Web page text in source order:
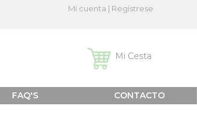
Mi cuenta | Regístrese
Mi Cesta
FAQ'S CONTACTO